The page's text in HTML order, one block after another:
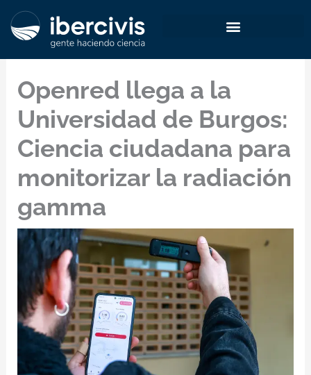
Openred llega a la
Universidad de Burgos:
Ciencia ciudadana para
monitorizar la radiación
gamma